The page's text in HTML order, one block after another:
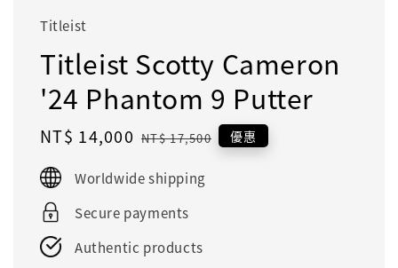
Titleist
Titleist Scotty Cameron
'24 Phantom 9 Putter
Sale
NT$ 14,000 Regular
NT$ 17,500 優惠
Worldwide shipping
Secure payments
Authentic products